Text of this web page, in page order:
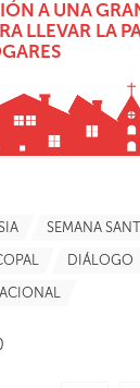
A UNA
LLEVAR LA
SEMANA
DIÁLOGO